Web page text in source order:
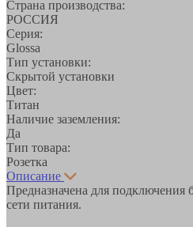
Страна производства:
РОССИЯ
Серия:
Glossa
Тип установки:
Скрытой установки
Цвет:
Титан
Наличие заземления:
Да
Тип товара:
Розетка
Описание
Предназначена для подключения
сети питания.